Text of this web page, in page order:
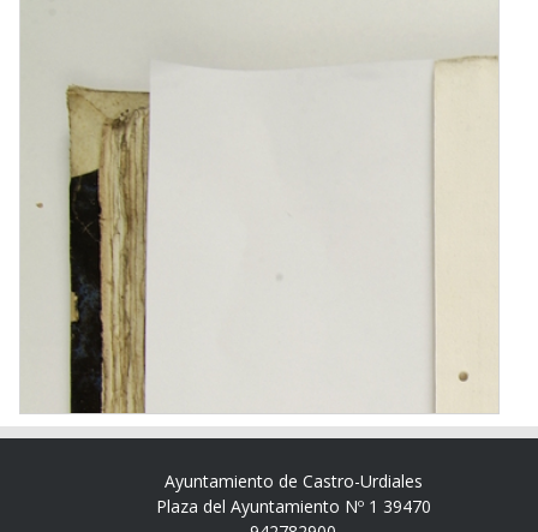
Ayuntamiento de Castro-Urdiales
Plaza del Ayuntamiento Nº 1 39470